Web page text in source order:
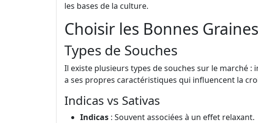
les bases de la culture.
Choisir les Bonnes Graines
Types de Souches
Il existe plusieurs types de souches sur le marché :
a ses propres caractéristiques qui influencent la
Indicas vs Sativas
Indicas : Souvent associées à un effet relaxant.